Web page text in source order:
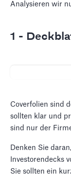
Analysieren wir
1 -
Coverfolien sind
sollten klar und
sind nur der
Denken Sie
Investorendecks
Sie sollten ein